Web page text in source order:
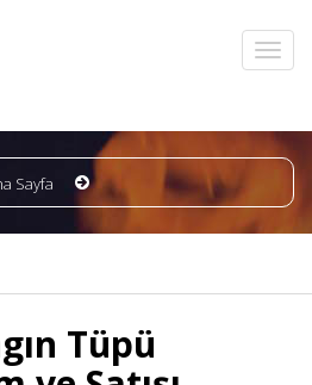
Sayfa
Tüpü